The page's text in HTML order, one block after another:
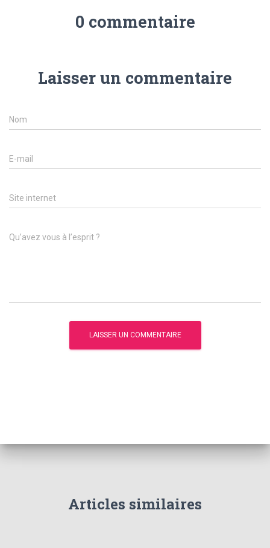
0 commentaire
Laisser un commentaire
Nom
E-mail
Site internet
Qu’avez vous à l’esprit ?
Articles similaires